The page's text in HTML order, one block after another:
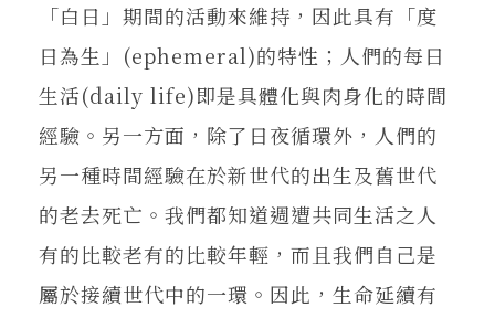
「白日」期間的活動來維持，因此具有「度
日為生」(ephemeral)的特性；人們的每日
生活(daily life)即是具體化與肉身化的時間
經驗。另一方面，除了日夜循環外，人們的
另一種時間經驗在於新世代的出生及舊世代
的老去死亡。我們都知道週遭共同生活之人
有的比較老有的比較年輕，而且我們自己是
屬於接續世代中的一環。因此，生命延續有